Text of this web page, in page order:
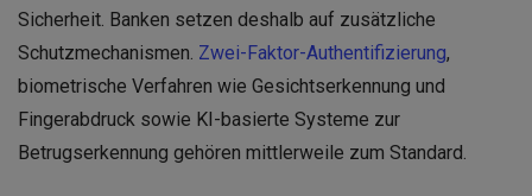
Sicherheit. Banken setzen deshalb auf zusätzliche
Schutzmechanismen. Zwei-Faktor-Authentifizierung,
biometrische Verfahren wie Gesichtserkennung und
Fingerabdruck sowie KI-basierte Systeme zur
Betrugserkennung gehören mittlerweile zum Standard.